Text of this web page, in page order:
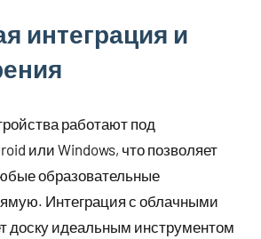
интеграция и
работают под
или Windows, что позволяет
образовательные
Интеграция с облачными
доску идеальным инструментом